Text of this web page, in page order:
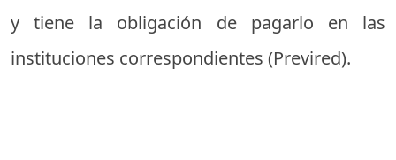
y tiene la obligación de pagarlo en las
instituciones correspondientes (Previred).